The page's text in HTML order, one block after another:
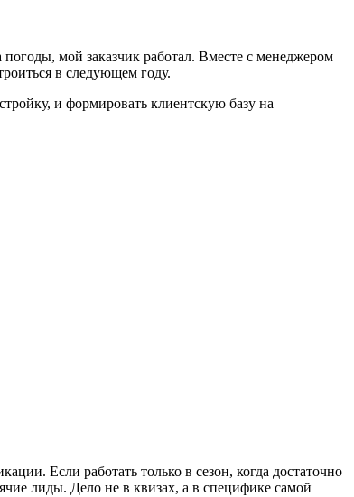
мой заказчик работал. Вместе с менеджером
в следующем году.
и формировать клиентскую базу на
Если работать только в сезон, когда достаточно
лиды. Дело не в квизах, а в специфике самой